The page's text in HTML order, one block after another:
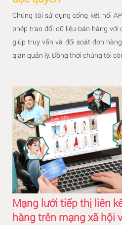
Chúng tôi sử dụng cổng kết nối
phép trao đổi dữ liệu bán hàng
giúp truy vấn và đối soát đơn
gian quản lý. Đồng thời chúng tôi
Mạng lưới tiếp thị liên
hàng trên mạng xã hội